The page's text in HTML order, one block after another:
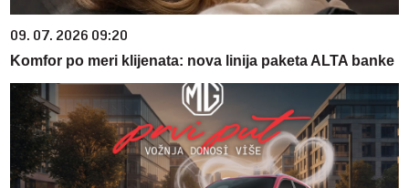
09. 07. 2026 09:20
Komfor po meri klijenata: nova linija paketa ALTA banke